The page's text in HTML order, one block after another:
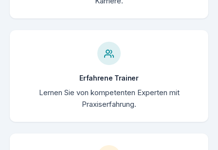
Erfahrene Trainer
Lernen Sie von kompetenten Experten mit
Praxiserfahrung.